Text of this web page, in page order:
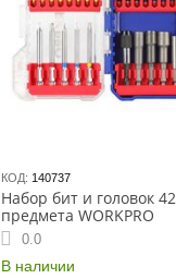
КОД: 140737
Набор бит и головок 42
предмета WORKPRO
0.0
В наличии